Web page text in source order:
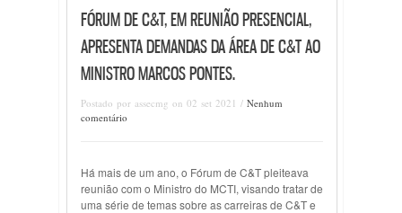
FÓRUM DE C&T, EM REUNIÃO PRESENCIAL,
APRESENTA DEMANDAS DA ÁREA DE C&T AO
MINISTRO MARCOS PONTES.
Postado por assecmg on 02 set 2021 / Nenhum
comentário
Há mais de um ano, o Fórum de C&T pleiteava
reunião com o Ministro do MCTI, visando tratar de
uma série de temas sobre as carreiras de C&T e